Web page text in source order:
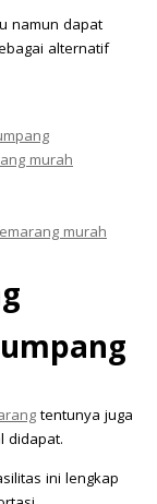
namun dapat
alternatif
murah
murah
tentunya juga
didapat.
ini lengkap